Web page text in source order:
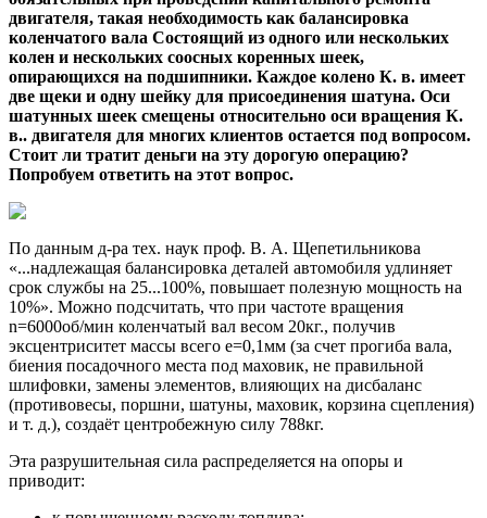
двигателя, такая необходимость как балансировка
коленчатого вала Состоящий из одного или нескольких
колен и нескольких соосных коренных шеек,
опирающихся на подшипники. Каждое колено К. в. имеет
две щеки и одну шейку для присоединения шатуна. Оси
шатунных шеек смещены относительно оси вращения К.
в.. двигателя для многих клиентов остается под вопросом.
Стоит ли тратит деньги на эту дорогую операцию?
Попробуем ответить на этот вопрос.
По данным д-ра тех. наук проф. В. А. Щепетильникова
«...надлежащая балансировка деталей автомобиля удлиняет
срок службы на 25...100%, повышает полезную мощность на
10%». Можно подсчитать, что при частоте вращения
n=6000об/мин коленчатый вал весом 20кг., получив
эксцентриситет массы всего е=0,1мм (за счет прогиба вала,
биения посадочного места под маховик, не правильной
шлифовки, замены элементов, влияющих на дисбаланс
(противовесы, поршни, шатуны, маховик, корзина сцепления)
и т. д.), создаёт центробежную силу 788кг.
Эта разрушительная сила распределяется на опоры и
приводит: